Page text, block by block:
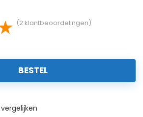
(2 klantbeoordelingen)
BESTEL